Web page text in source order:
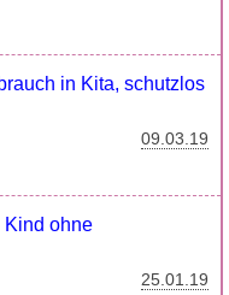
in Kita, schutzlos
09.03.19
Kind ohne
25.01.19